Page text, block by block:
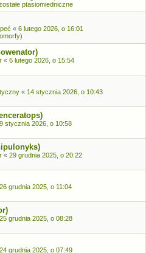
ptasiomiedniczne
« 6 lutego 2026, o 16:01
« 6 lutego 2026, o 15:54
« 14 stycznia 2026, o 10:43
9 stycznia 2026, o 10:58
« 29 grudnia 2025, o 20:22
26 grudnia 2025, o 11:04
25 grudnia 2025, o 08:28
24 grudnia 2025, o 07:49